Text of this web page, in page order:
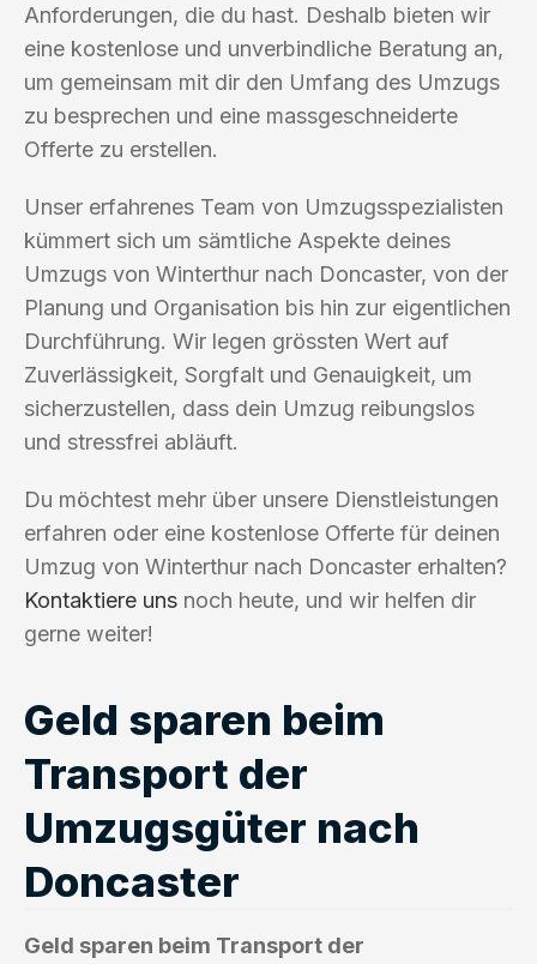
Anforderungen, die du hast. Deshalb bieten wir
eine kostenlose und unverbindliche Beratung an,
um gemeinsam mit dir den Umfang des Umzugs
zu besprechen und eine massgeschneiderte
Offerte zu erstellen.
Unser erfahrenes Team von Umzugsspezialisten
kümmert sich um sämtliche Aspekte deines
Umzugs von Winterthur nach Doncaster, von der
Planung und Organisation bis hin zur eigentlichen
Durchführung. Wir legen grössten Wert auf
Zuverlässigkeit, Sorgfalt und Genauigkeit, um
sicherzustellen, dass dein Umzug reibungslos
und stressfrei abläuft.
Du möchtest mehr über unsere Dienstleistungen
erfahren oder eine kostenlose Offerte für deinen
Umzug von Winterthur nach Doncaster erhalten?
Kontaktiere uns noch heute, und wir helfen dir
gerne weiter!
Geld sparen beim
Transport der
Umzugsgüter nach
Doncaster
Geld sparen beim Transport der